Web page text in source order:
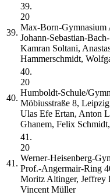
39.
39.
20
Max-Born-Gymnasium
Johann-Sebastian-
Kamran Soltani,
Hammerschmidt,
40.
40.
20
Humboldt-Schule/
Möbiusstraße 8, Leipzig
Ulas Efe Ertan, Anton
Ghanem, Felix
41.
41.
20
Werner-Heisenberg-
Prof.-Angermair-Ring
Moritz Altinger, Jeffrey
Vincent Müller